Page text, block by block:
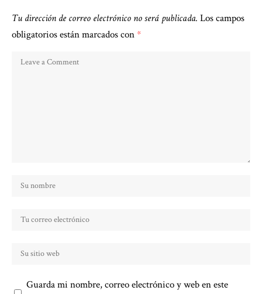
Tu dirección de correo electrónico no será publicada. Los campos
obligatorios están marcados con*
Guarda mi nombre, correo electrónico y web en este